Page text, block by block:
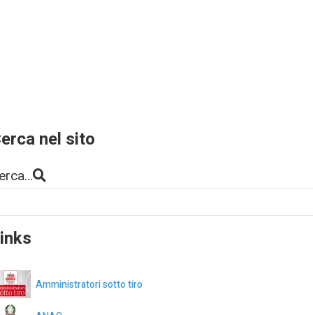
nel sito
Amministratori sotto tiro